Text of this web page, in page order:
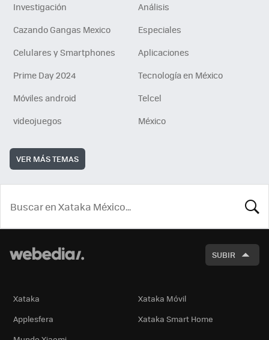
Investigación
Análisis
Cazando Gangas Mexico
Especiales
Celulares y Smartphones
Aplicaciones
Prime Day 2024
Tecnología en México
Móviles android
Telcel
videojuegos
México
VER MÁS TEMAS
SUBIR
Xataka
Xataka Móvil
Applesfera
Xataka Smart Home